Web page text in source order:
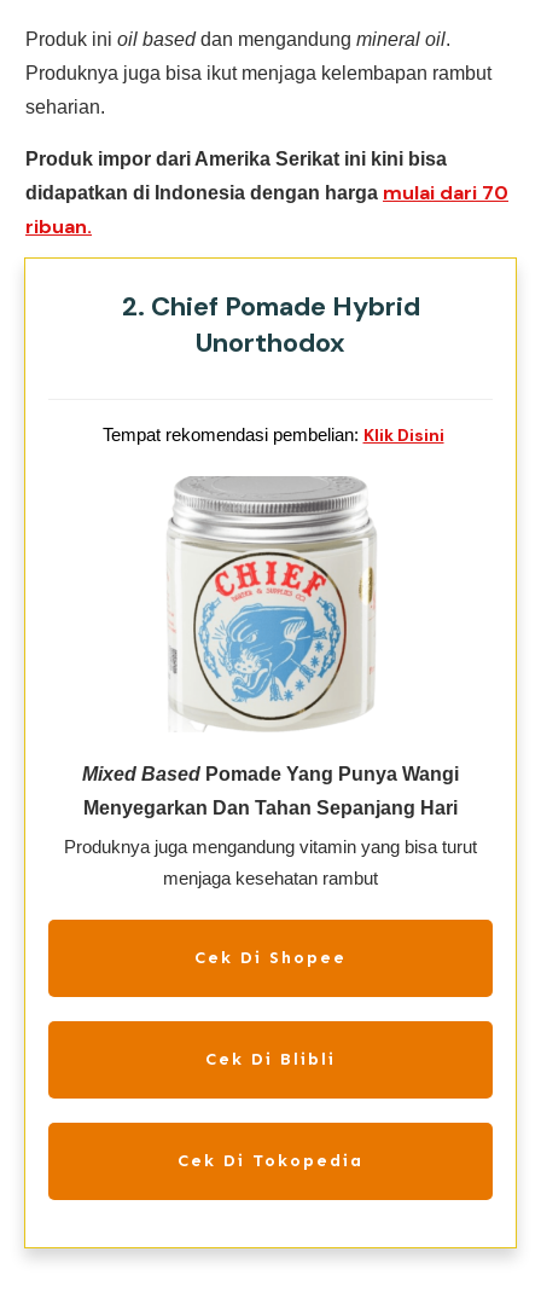
Produk ini oil baseddan mengandung mineral oil.
Produknya juga bisa ikut menjaga kelembapan rambut
seharian.
Produk impor dari Amerika Serikat ini kini bisa
didapatkan di Indonesia dengan harga mulai dari 70
ribuan.
2. Chief Pomade Hybrid
Unorthodox
Tempat rekomendasi pembelian: Klik Disini
Mixed Based Pomade Yang Punya Wangi
Menyegarkan Dan Tahan Sepanjang Hari
Produknya juga mengandung vitamin yang bisa turut
menjaga kesehatan rambut
Cek Di Shopee
Cek Di Blibli
Cek Di Tokopedia